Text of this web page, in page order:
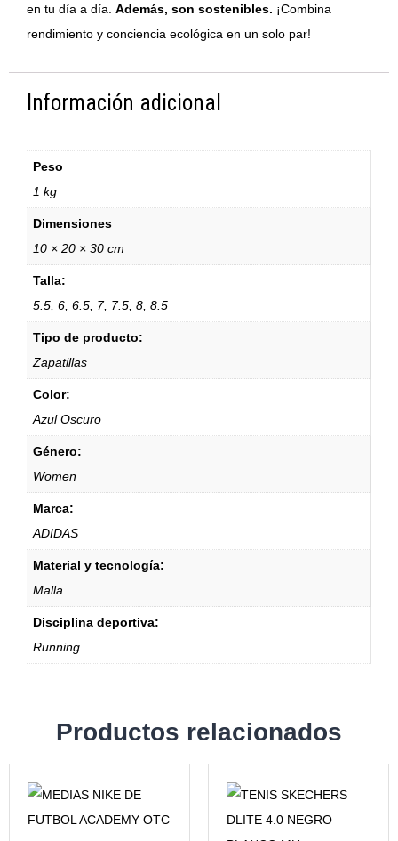
en tu día a día. Además, son sostenibles. ¡Combina
rendimiento y conciencia ecológica en un solo par!
Información adicional
Peso
1 kg
Dimensiones
10 × 20 × 30 cm
Talla:
5.5, 6, 6.5, 7, 7.5, 8, 8.5
Tipo de producto:
Zapatillas
Color:
Azul Oscuro
Género:
Women
Marca:
ADIDAS
Material y tecnología:
Malla
Disciplina deportiva:
Running
Productos relacionados